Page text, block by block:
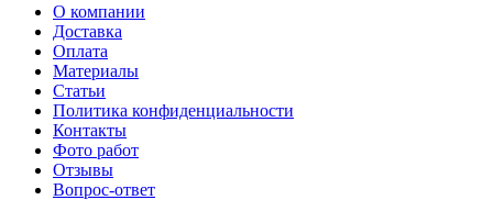
О компании
Доставка
Оплата
Материалы
Статьи
Политика конфиденциальности
Контакты
Фото работ
Отзывы
Вопрос-ответ